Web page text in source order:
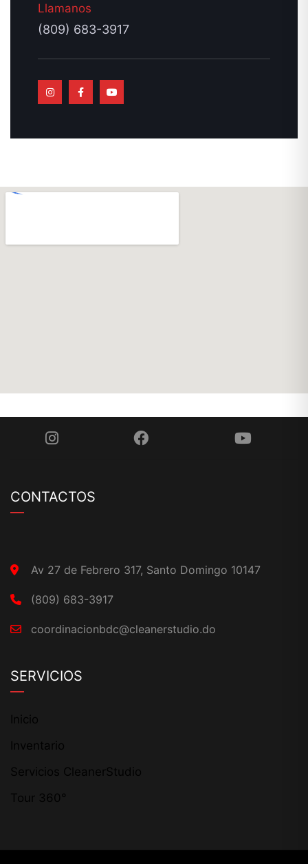
Llamanos
(809) 683-3917
CONTACTOS
Av 27 de Febrero 317, Santo Domingo 10147
(809) 683-3917
coordinacionbdc@cleanerstudio.do
SERVICIOS
Inicio
Inventario
Servicios CleanerStudio
Tour 360°